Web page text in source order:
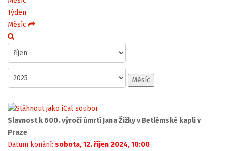
Týden
Měsíc
Měsíc
Slavnost k 600. výročí úmrtí Jana Žižky v Betlémské kapli v
Praze
Datum konání: sobota, 12. říjen 2024, 10:00